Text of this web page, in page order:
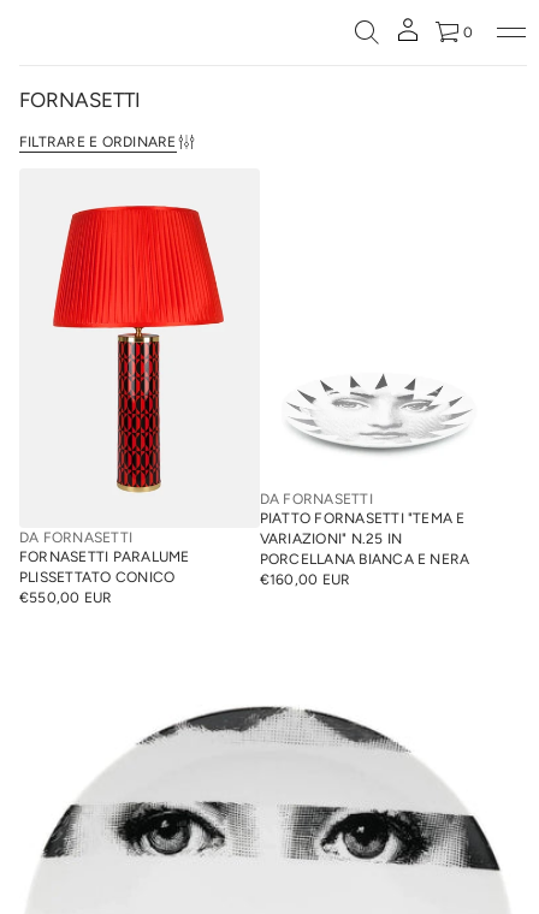
0
FORNASETTI
FILTRARE E ORDINARE
DA FORNASETTI
FORNASETTI PARALUME
PLISSETTATO CONICO
PREZZO
€550,00 EUR
DA FORNASETTI
PIATTO FORNASETTI "TEMA E
VARIAZIONI" N.25 IN
PORCELLANA BIANCA E NERA
PREZZO
€160,00 EUR